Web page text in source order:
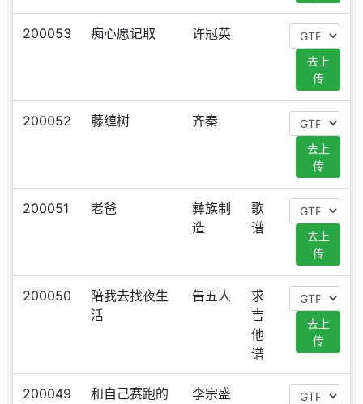
200053 痴心愿记取 许冠英
去上
传
200052 藤缠树 齐秦
去上
传
200051 老爸
彝族制
造
歌
谱
去上
传
200050
陪我去找夜生
活
告五人
求
吉
他
谱
去上
传
200049
和自己赛跑的
李宗盛